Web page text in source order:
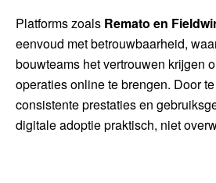
Platforms zoals Remato en
eenvoud met betrouwbaarheid,
bouwteams het vertrouwen krijgen
operaties online te brengen. Door
consistente prestaties en
digitale adoptie praktisch, niet